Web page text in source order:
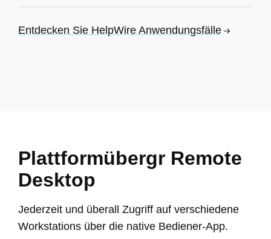
Entdecken Sie HelpWire Anwendungsfälle
Plattformübergr Remote
Desktop
Jederzeit und überall Zugriff auf verschiedene
Workstations über die native Bediener-App.